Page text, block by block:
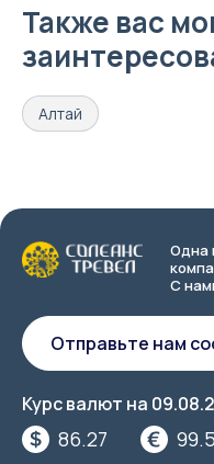
Также вас
Алтай
Одна
С
Курс валют на
86.27
Отправьте нам